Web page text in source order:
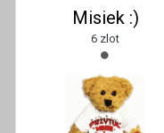
Misiek :)
6 zlot